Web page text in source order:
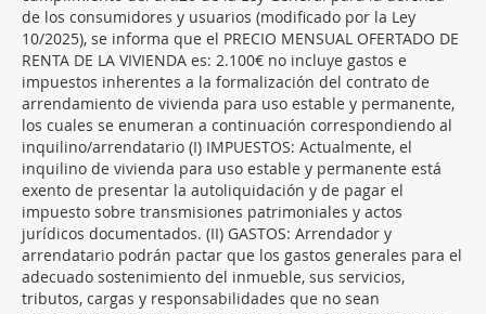
de los consumidores y usuarios (modificado por la Ley
10/2025), se informa que el PRECIO MENSUAL OFERTADO DE
RENTA DE LA VIVIENDA es: 2.100€ no incluye gastos e
impuestos inherentes a la formalización del contrato de
arrendamiento de vivienda para uso estable y permanente,
los cuales se enumeran a continuación correspondiendo al
inquilino/arrendatario (I) IMPUESTOS: Actualmente, el
inquilino de vivienda para uso estable y permanente está
exento de presentar la autoliquidación y de pagar el
impuesto sobre transmisiones patrimoniales y actos
jurídicos documentados. (II) GASTOS: Arrendador y
arrendatario podrán pactar que los gastos generales para el
adecuado sostenimiento del inmueble, sus servicios,
tributos, cargas y responsabilidades que no sean